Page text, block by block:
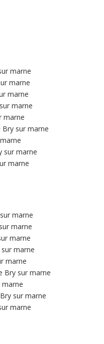
marne
marne
marne
marne
marne
sur marne
sur marne
marne
marne
marne
marne
marne
marne
Bry sur marne
sur marne
marne